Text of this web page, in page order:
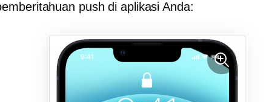
push di aplikasi Anda: